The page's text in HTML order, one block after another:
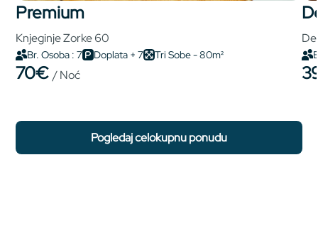
premium
Knjeginje Zorke 60
Br. Osoba : 7 Doplata + 7 Tri Sobe - 80m²
70€/ Noć
pogledaj celokupnu ponudu